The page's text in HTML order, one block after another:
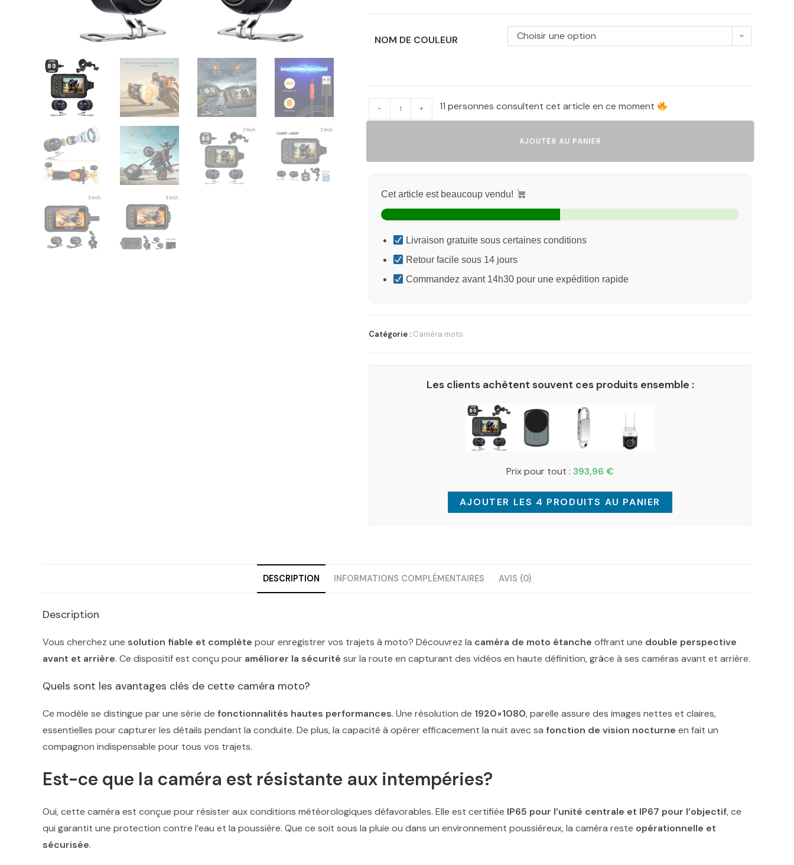
NOM DE COULEUR Choisir une option
- + 11 personnes consultent cet article en ce moment
AJOUTER AU PANIER
Cet article est beaucoup vendu!
Livraison gratuite sous certaines conditions
Retour facile sous 14 jours
Commandez avant 14h30 pour une expédition rapide
Catégorie : Caméra moto
Les clients achètent souvent ces produits ensemble :
Prix pour tout : 393,96 €
AJOUTER LES 4 PRODUITS AU PANIER
DESCRIPTION INFORMATIONS COMPLÉMENTAIRES AVIS (0)
Description
Vous cherchez une solution fiable et complète pour enregistrer vos trajets à moto? Découvrez la caméra de moto étanche offrant une double perspective
avant et arrière. Ce dispositif est conçu pour améliorer la sécurité sur la route en capturant des vidéos en haute définition, grâce à ses caméras avant et arrière.
Quels sont les avantages clés de cette caméra moto?
Ce modèle se distingue par une série de fonctionnalités hautes performances. Une résolution de 1920×1080, parelle assure des images nettes et claires,
essentielles pour capturer les détails pendant la conduite. De plus, la capacité à opérer efficacement la nuit avec sa fonction de vision nocturne en fait un
compagnon indispensable pour tous vos trajets.
Est-ce que la caméra est résistante aux intempéries?
Oui, cette caméra est conçue pour résister aux conditions météorologiques défavorables. Elle est certifiée IP65 pour l’unité centrale et IP67 pour l’objectif, ce
qui garantit une protection contre l’eau et la poussière. Que ce soit sous la pluie ou dans un environnement poussiéreux, la caméra reste opérationnelle et
sécurisée.